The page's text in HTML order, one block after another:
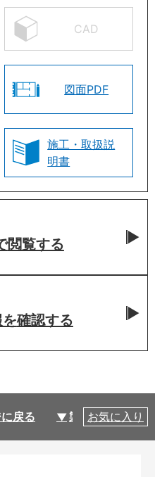
CAD
図面PDF
施工・取扱説
明書
閲覧する
確認する
戻る 製品仕様
お気に入り